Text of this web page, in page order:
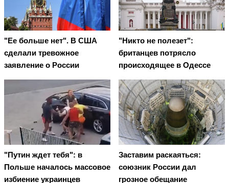
"Ее больше нет". В США
сделали тревожное
заявление о России
"Никто не полезет":
британцев потрясло
происходящее в Одессе
"Путин ждет тебя": в
Польше началось массовое
избиение украинцев
Заставим раскаяться:
союзник России дал
грозное обещание